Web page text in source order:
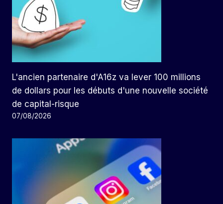
L'ancien partenaire d'A16z va lever 100 millions
de dollars pour les débuts d'une nouvelle société
de capital-risque
07/08/2026